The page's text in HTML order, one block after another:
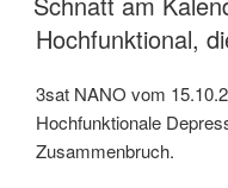
Hochfunktional,
3sat NANO vom
Hochfunktionale
Zusammenbruch.